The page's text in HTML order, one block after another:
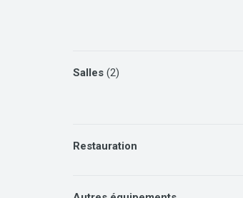
Salles (2)
Restauration